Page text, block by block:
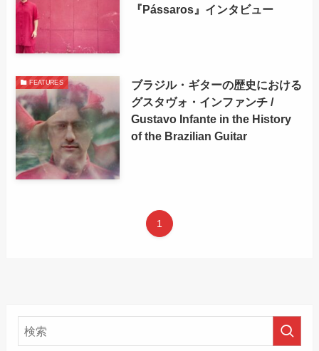
『Pássaros』インタビュー
FEATURES
ブラジル・ギターの歴史における
グスタヴォ・インファンチ /
Gustavo Infante in the History
of the Brazilian Guitar
1